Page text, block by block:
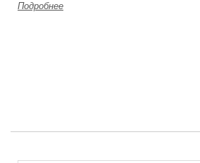
Подробнее